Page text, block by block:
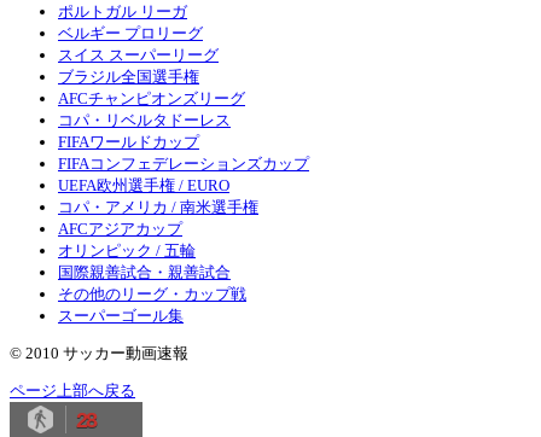
ポルトガル リーガ
ベルギー プロリーグ
スイス スーパーリーグ
ブラジル全国選手権
AFCチャンピオンズリーグ
コパ・リベルタドーレス
FIFAワールドカップ
FIFAコンフェデレーションズカップ
UEFA欧州選手権 / EURO
コパ・アメリカ / 南米選手権
AFCアジアカップ
オリンピック / 五輪
国際親善試合・親善試合
その他のリーグ・カップ戦
スーパーゴール集
© 2010 サッカー動画速報
ページ上部へ戻る
28